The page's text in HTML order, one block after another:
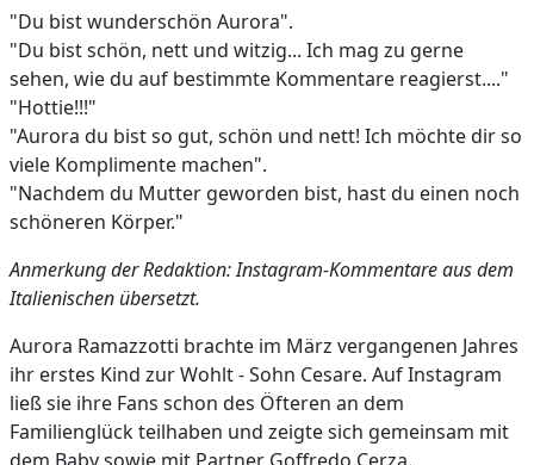
"Du bist wunderschön Aurora".
"Du bist schön, nett und witzig... Ich mag zu gerne
sehen, wie du auf bestimmte Kommentare reagierst...."
"Hottie!!!"
"Aurora du bist so gut, schön und nett! Ich möchte dir so
viele Komplimente machen".
"Nachdem du Mutter geworden bist, hast du einen noch
schöneren Körper."
Anmerkung der Redaktion: Instagram-Kommentare aus dem
Italienischen übersetzt.
Aurora Ramazzotti brachte im März vergangenen Jahres
ihr erstes Kind zur Wohlt - Sohn Cesare. Auf Instagram
ließ sie ihre Fans schon des Öfteren an dem
Familienglück teilhaben und zeigte sich gemeinsam mit
dem Baby sowie mit Partner Goffredo Cerza.